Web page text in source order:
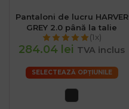
Pantaloni de lucru HARVER
GREY 2.0 până la talie
(1x)
284.04 lei TVA inclus
SELECTEAZĂ OPȚIUNILE